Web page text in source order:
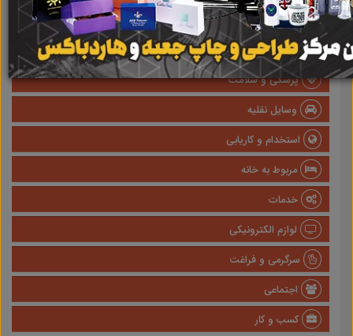
املاک
صنعتی
پزشکی و سلامت
وسایل نقلیه
استخدام و کاریابی
مربوط به خانه
خدمات
لوازم الکترونیکی
سرگرمی و فراغت
اجتماعی
کسب و کار